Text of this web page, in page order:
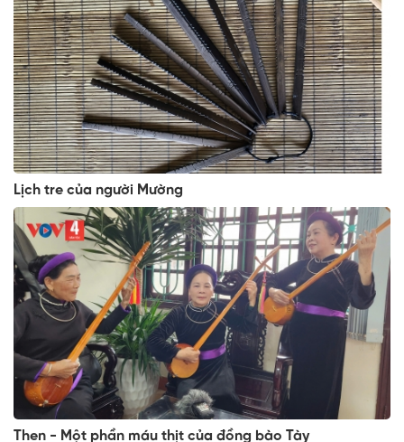
Lịch tre của người Mường
Then - Một phần máu thịt của đồng bào Tày